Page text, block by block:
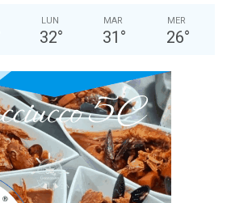
LUN
32°
MAR
31 °
MER
26°